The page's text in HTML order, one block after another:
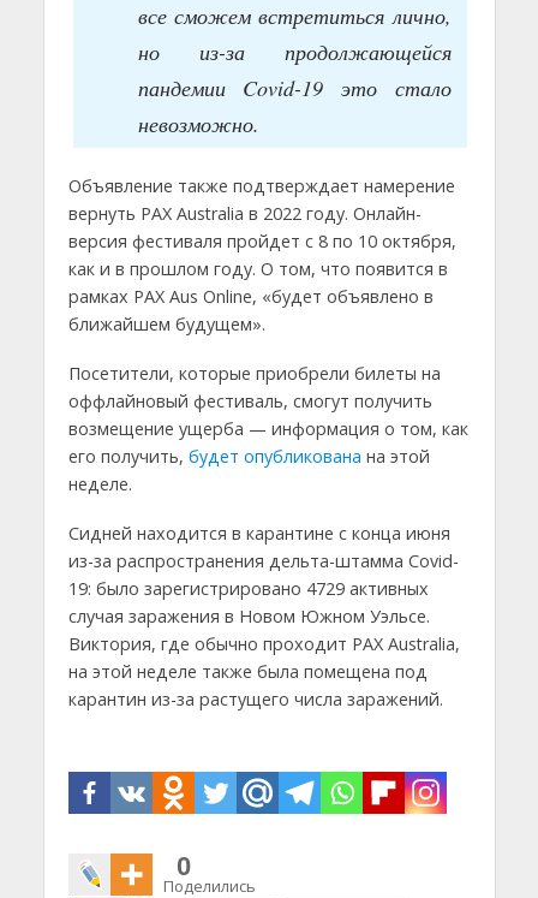
все сможем встретиться лично,
но из-за продолжающейся
пандемии Covid-19 это стало
невозможно.
Объявление также подтверждает намерение
вернуть PAX Australia в 2022 году. Онлайн-
версия фестиваля пройдет с 8 по 10 октября,
как и в прошлом году. О том, что появится в
рамках PAX Aus Online, «будет объявлено в
ближайшем будущем».
Посетители, которые приобрели билеты на
оффлайновый фестиваль, смогут получить
возмещение ущерба — информация о том, как
его получить, будет опубликована на этой
неделе.
Сидней находится в карантине с конца июня
из-за распространения дельта-штамма Covid-
19: было зарегистрировано 4729 активных
случая заражения в Новом Южном Уэльсе.
Виктория, где обычно проходит PAX Australia,
на этой неделе также была помещена под
карантин из-за растущего числа заражений.
0
Поделились